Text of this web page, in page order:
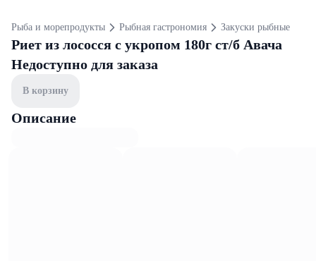
Рыба и морепродукты Рыбная гастрономия Закуски рыбные
Риет из лососся с укропом 180г ст/б Авача
Недоступно для заказа
В корзину
Описание